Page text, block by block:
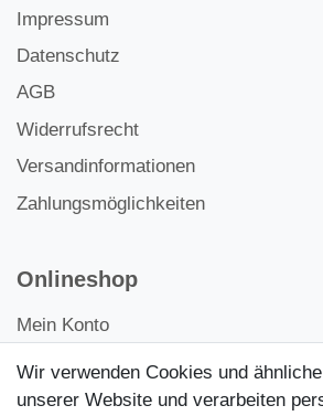
Impressum
Datenschutz
AGB
Widerrufsrecht
Versandinformationen
Zahlungsmöglichkeiten
Onlineshop
Mein Konto
Kontakt
Kundenretouren
Wir verwenden Cookies und
unserer Website und verarbeiten